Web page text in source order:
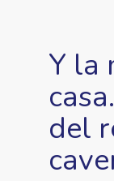
Y la
del